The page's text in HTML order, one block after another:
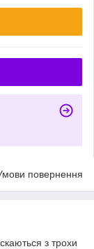
повернення
з трохи